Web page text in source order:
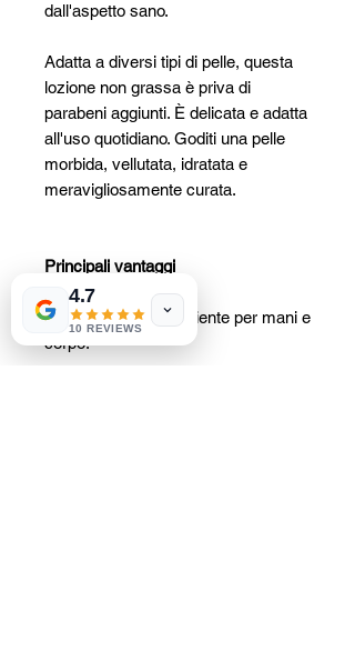
dall'aspetto sano.
Adatta a diversi tipi di pelle, questa
lozione non grassa è priva di
parabeni aggiunti. È delicata e adatta
all'uso quotidiano. Goditi una pelle
morbida, vellutata, idratata e
meravigliosamente curata.
Principali vantaggi
HL/Skin Lozione nutriente per mani e
corpo:
4.7
10 REVIEWS